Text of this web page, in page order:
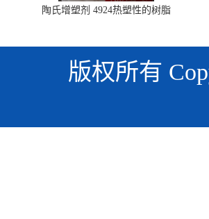
陶氏增塑剂 4924热塑性的树脂
版权所有